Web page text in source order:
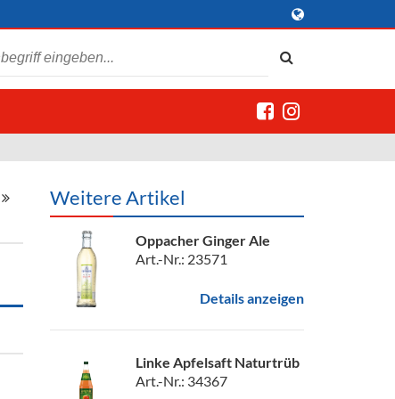
Weitere Artikel
Oppacher Ginger Ale
Art.-Nr.: 23571
Details anzeigen
Linke Apfelsaft Naturtrüb
Art.-Nr.: 34367